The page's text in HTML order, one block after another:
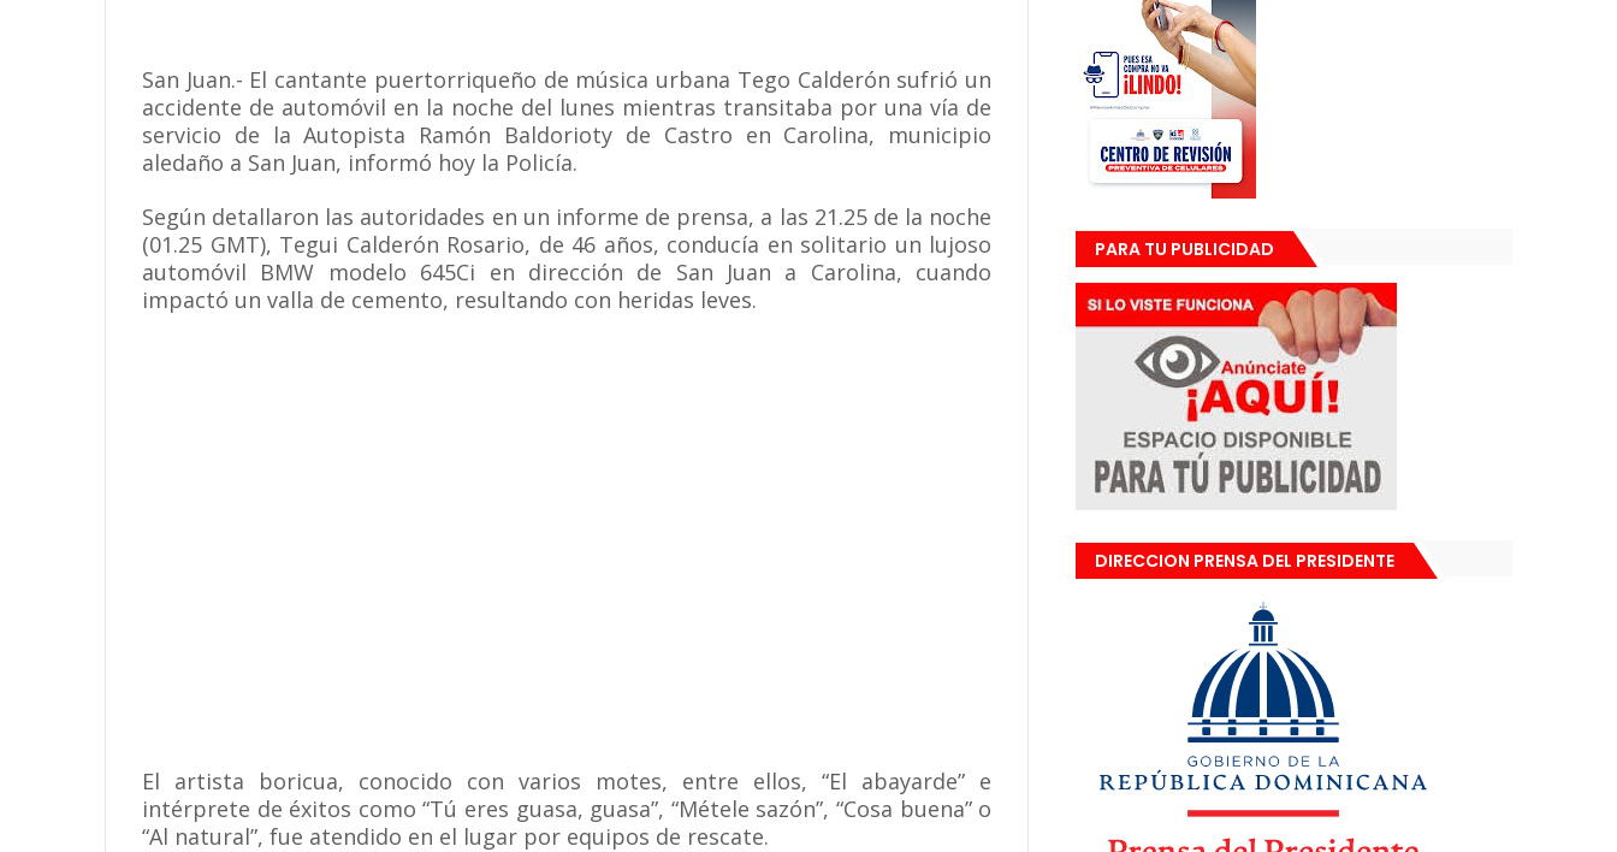
San Juan.- El cantante puertorriqueño de música urbana Tego Calderón sufrió un
accidente de automóvil en la noche del lunes mientras transitaba por una vía de
servicio de la Autopista Ramón Baldorioty de Castro en Carolina, municipio
aledaño a San Juan, informó hoy la Policía.
Según detallaron las autoridades en un informe de prensa, a las 21.25 de la noche
(01.25 GMT), Tegui Calderón Rosario, de 46 años, conducía en solitario un lujoso
automóvil BMW modelo 645Ci en dirección de San Juan a Carolina, cuando
impactó un valla de cemento, resultando con heridas leves.
El artista boricua, conocido con varios motes, entre ellos, “El abayarde” e
intérprete de éxitos como “Tú eres guasa, guasa”, “Métele sazón”, “Cosa buena” o
“Al natural”, fue atendido en el lugar por equipos de rescate.
PARA TU PUBLICIDAD
DIRECCION PRENSA DEL PRESIDENTE